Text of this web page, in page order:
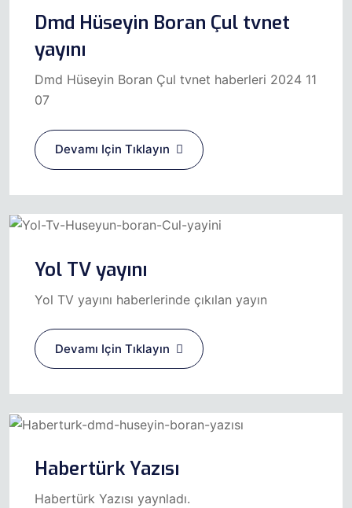
Dmd Hüseyin Boran Çul tvnet
yayını
Dmd Hüseyin Boran Çul tvnet haberleri 2024 11
07
Devamı Için Tıklayın
Yol TV yayını
Yol TV yayını haberlerinde çıkılan yayın
Devamı Için Tıklayın
Habertürk Yazısı
Habertürk Yazısı yaynladı.